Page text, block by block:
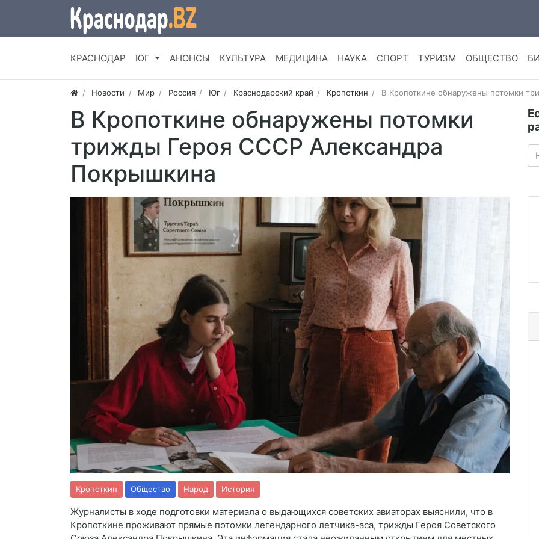
КРАСНОДАР ЮГ АНОНСЫ КУЛЬТУРА МЕДИЦИНА НАУКА СПОРТ ТУРИЗМ ОБЩЕСТВО
Новости Мир Россия Юг Краснодарский край Кропоткин В Кропоткине обнаружены потомки
В Кропоткине обнаружены потомки
трижды Героя СССР Александра
Покрышкина
Кропоткин Общество Народ История
Журналисты в ходе подготовки материала о выдающихся советских авиаторах выяснили, что в
Кропоткине проживают прямые потомки легендарного летчика-аса, трижды Героя Советского